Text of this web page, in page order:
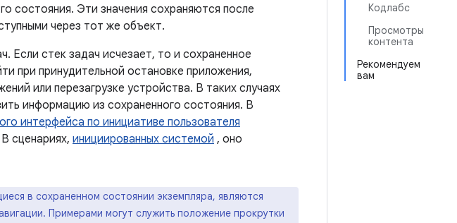
Кодлабс
Просмотры
контента
Рекомендуем
вам
состояния. Эти значения сохраняются после
через тот же объект.
Если стек задач исчезает, то и сохраненное
при принудительной остановке приложения,
или перезагрузке устройства. В таких случаях
информацию из сохраненного состояния. В
интерфейса по инициативе пользователя
сценариях, инициированных системой , оно
в сохраненном состоянии экземпляра, являются
Примерами могут служить положение прокрутки